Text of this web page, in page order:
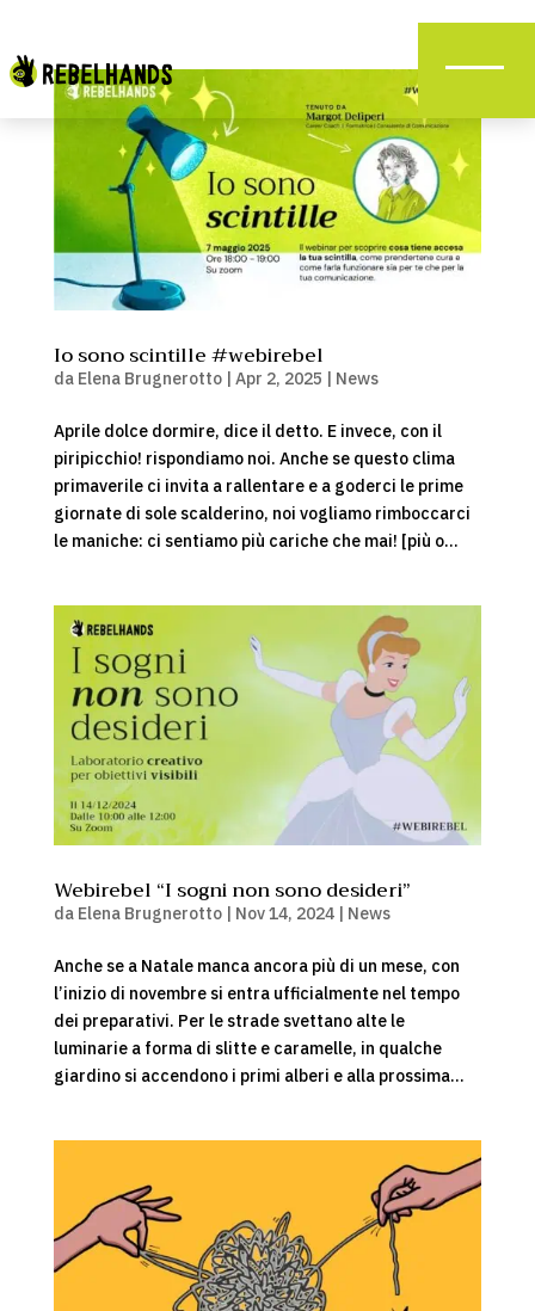
Io sono scintille #webirebel
da Elena Brugnerotto| Apr 2, 2025 | News
Aprile dolce dormire, dice il detto. E invece, con il
piripicchio! rispondiamo noi. Anche se questo clima
primaverile ci invita a rallentare e a goderci le prime
giornate di sole scalderino, noi vogliamo rimboccarci
le maniche: ci sentiamo più cariche che mai! [più o...
Webirebel “I sogni non sono desideri”
da Elena Brugnerotto| Nov 14, 2024| News
Anche se a Natale manca ancora più di un mese, con
l’inizio di novembre si entra ufficialmente nel tempo
dei preparativi. Per le strade svettano alte le
luminarie a forma di slitte e caramelle, in qualche
giardino si accendono i primi alberi e alla prossima...